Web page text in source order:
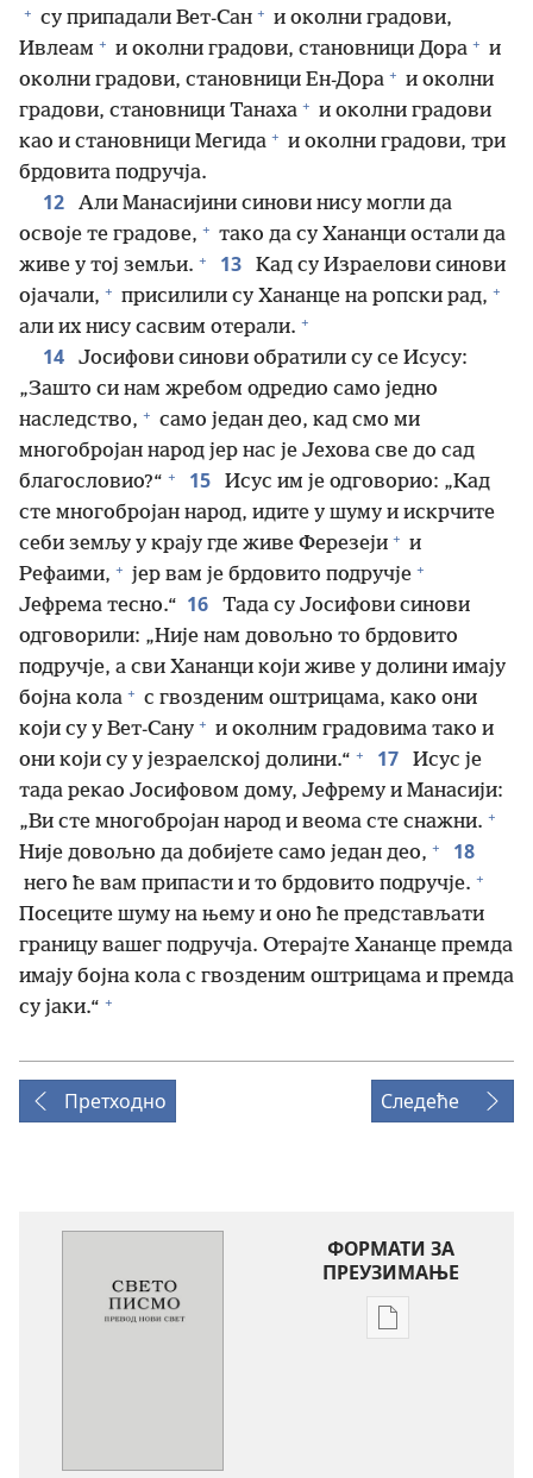
+ су припадали Вет-Сан + и околни градови,
Ивлеам + и околни градови, становници Дора + и
околни градови, становници Ен-Дора + и околни
градови, становници Танаха + и околни градови
као и становници Мегида + и околни градови, три
брдовита подручја.
12
Али Манасијини синови нису могли да
освоје те градове, + тако да су Хананци остали да
живе у тој земљи. + 13
Кад су Израелови синови
ојачали, + присилили су Хананце на ропски рад, +
али их нису сасвим отерали. +
14
Јосифови синови обратили су се Исусу:
„Зашто си нам жребом одредио само једно
наследство, + само један део, кад смо ми
многобројан народ јер нас је Јехова све до сад
благословио?“ + 15
Исус им је одговорио: „Кад
сте многобројан народ, идите у шуму и искрчите
себи земљу у крају где живе Ферезеји + и
Рефаими, + јер вам је брдовито подручје +
Јефрема тесно.“ 16
Тада су Јосифови синови
одговорили: „Није нам довољно то брдовито
подручје, а сви Хананци који живе у долини имају
бојна кола + с гвозденим оштрицама, како они
који су у Вет-Сану + и околним градовима тако и
они који су у језраелској долини.“ + 17
Исус је
тада рекао Јосифовом дому, Јефрему и Манасији:
„Ви сте многобројан народ и веома сте снажни. +
Није довољно да добијете само један део, + 18
него ће вам припасти и то брдовито подручје. +
Посеците шуму на њему и оно ће представљати
границу вашег подручја. Отерајте Хананце премда
имају бојна кола с гвозденим оштрицама и премда
су јаки.“ +
Претходно Следеће
ФОРМАТИ ЗА
ПРЕУЗИМАЊЕ
Формати